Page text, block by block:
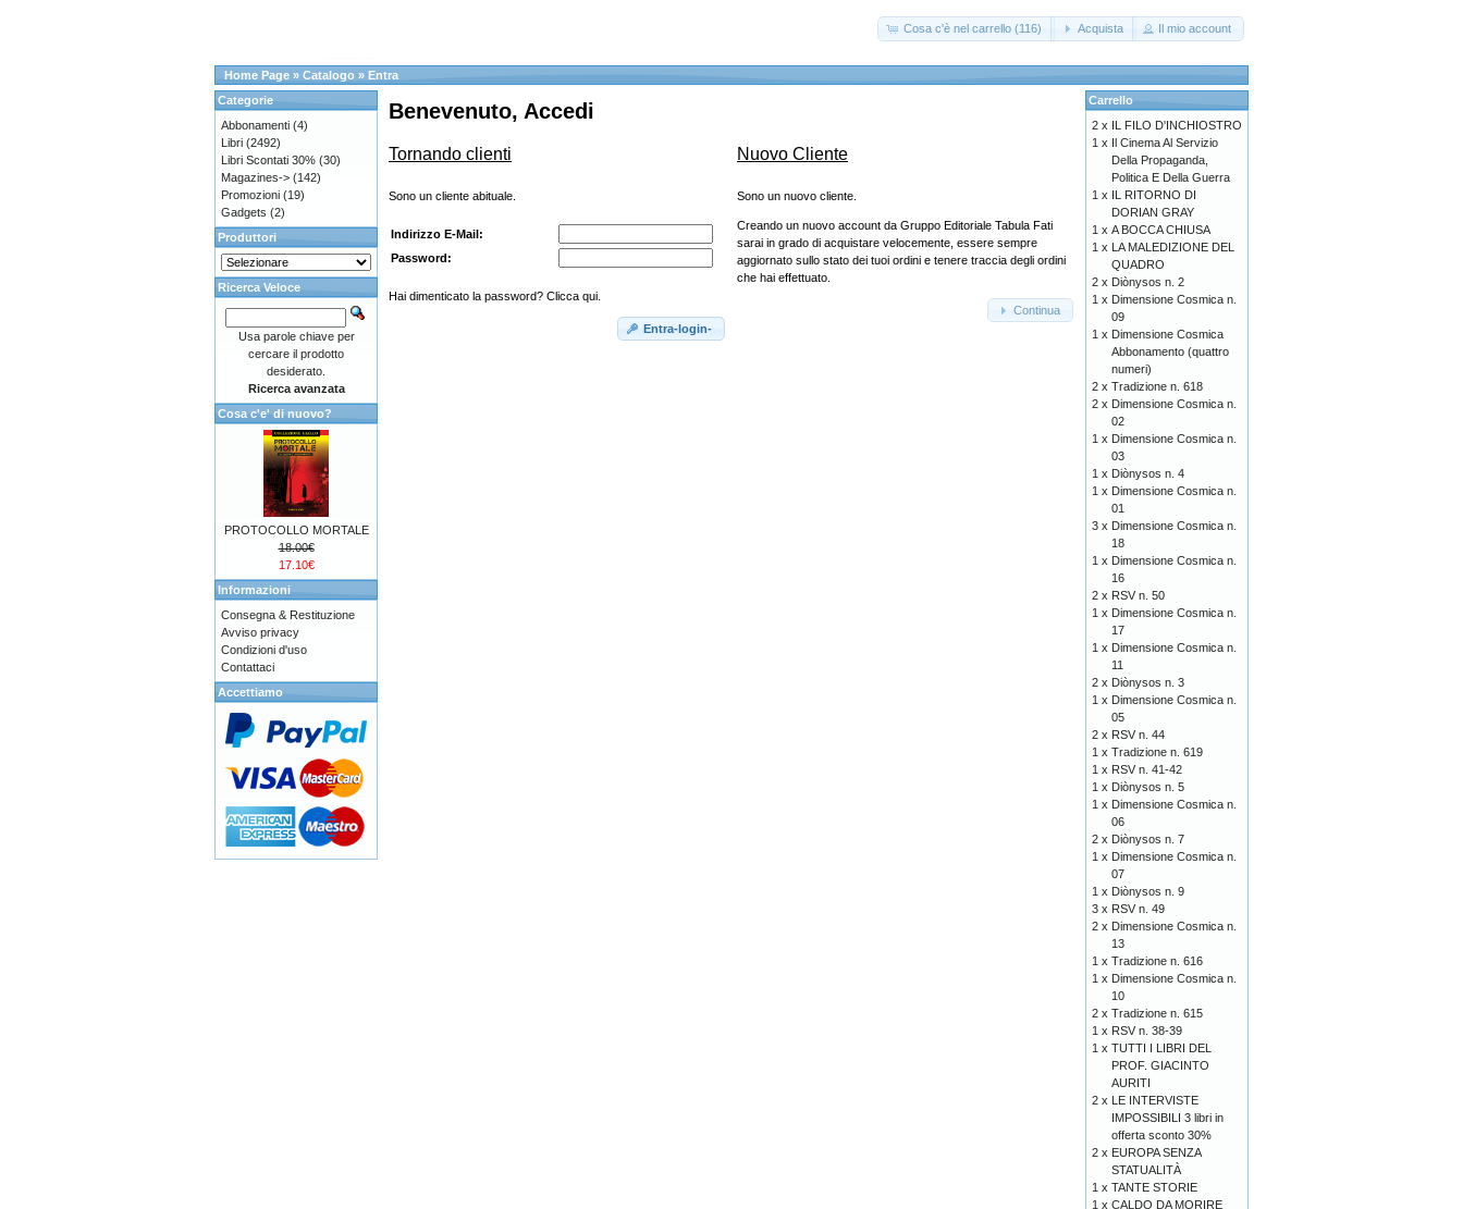
Cosa c'è nel carrello (116) Acquista Il mio account
Home Page » Catalogo » Entra
Benevenuto, Accedi
Tornando clienti
Sono un cliente abituale.
Indirizzo E-Mail:
Password:
Hai dimenticato la password? Clicca qui.
Entra-login-
Nuovo Cliente
Sono un nuovo cliente.
Creando un nuovo account da Gruppo Editoriale Tabula Fati
sarai in grado di acquistare velocemente, essere sempre
aggiornato sullo stato dei tuoi ordini e tenere traccia degli ordini
che hai effettuato.
Continua
Categorie
Abbonamenti (4)
Libri (2492)
Libri Scontati 30% (30)
Magazines-> (142)
Promozioni (19)
Gadgets (2)
Produttori
Ricerca Veloce
Usa parole chiave per
cercare il prodotto
desiderato.
Ricerca avanzata
Cosa c'e' di nuovo?
PROTOCOLLO MORTALE
18.00€
17.10€
Informazioni
Consegna & Restituzione
Avviso privacy
Condizioni d'uso
Contattaci
Accettiamo
Carrello
2 x IL FILO D'INCHIOSTRO
1 x Il Cinema Al Servizio
Della Propaganda,
Politica E Della Guerra
1 x IL RITORNO DI
DORIAN GRAY
1 x A BOCCA CHIUSA
1 x LA MALEDIZIONE DEL
QUADRO
2 x Diònysos n. 2
1 x Dimensione Cosmica n.
09
1 x Dimensione Cosmica
Abbonamento (quattro
numeri)
2 x Tradizione n. 618
2 x Dimensione Cosmica n.
02
1 x Dimensione Cosmica n.
03
1 x Diònysos n. 4
1 x Dimensione Cosmica n.
01
3 x Dimensione Cosmica n.
18
1 x Dimensione Cosmica n.
16
2 x RSV n. 50
1 x Dimensione Cosmica n.
17
1 x Dimensione Cosmica n.
11
2 x Diònysos n. 3
1 x Dimensione Cosmica n.
05
2 x RSV n. 44
1 x Tradizione n. 619
1 x RSV n. 41-42
1 x Diònysos n. 5
1 x Dimensione Cosmica n.
06
2 x Diònysos n. 7
1 x Dimensione Cosmica n.
07
1 x Diònysos n. 9
3 x RSV n. 49
2 x Dimensione Cosmica n.
13
1 x Tradizione n. 616
1 x Dimensione Cosmica n.
10
2 x Tradizione n. 615
1 x RSV n. 38-39
1 x TUTTI I LIBRI DEL
PROF. GIACINTO
AURITI
2 x LE INTERVISTE
IMPOSSIBILI 3 libri in
offerta sconto 30%
2 x EUROPA SENZA
STATUALITÀ
1 x TANTE STORIE
1 x CALDO DA MORIRE